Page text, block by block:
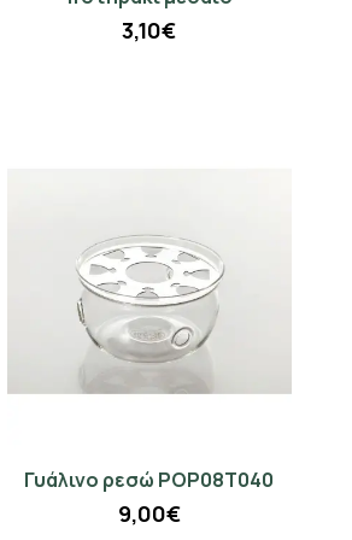
3,10€
Γυάλινo ρεσώ POP08T040
9,00€